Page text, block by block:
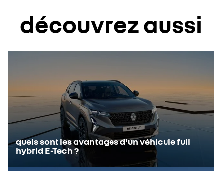
découvrez aussi
quels sont les avantages d'un véhicule full
hybrid E-Tech ?